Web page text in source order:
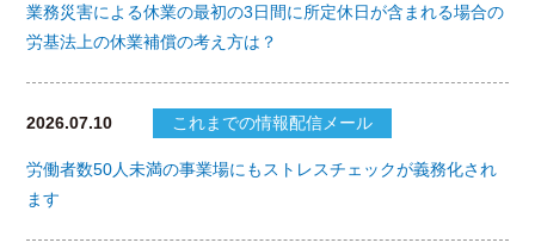
業務災害による休業の最初の3日間に所定休日が含まれる場合の
労基法上の休業補償の考え方は？
2026.07.10 これまでの情報配信メール
労働者数50人未満の事業場にもストレスチェックが義務化され
ます